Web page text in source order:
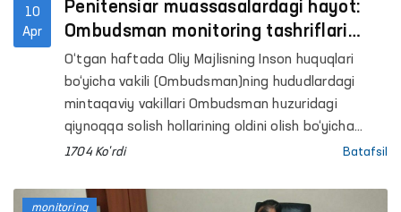
10
Apr
Penitensiar muassasalardagi hayot:
Ombudsman monitoring tashriflari
respublika bo‘ylab davom etmoqda
O‘tgan haftada Oliy Majlisning Inson huquqlari
bo‘yicha vakili (Ombudsman)ning hududlardagi
mintaqaviy vakillari Ombudsman huzuridagi
qiynoqqa solish hollarining oldini olish bo‘yicha
Jamoatchilik guruhlari bilan Surxondaryo, Andijon,
joylashgan bir qator harakatlanish erkinligi
1704 Ko'rdi Batafsil
monitoring